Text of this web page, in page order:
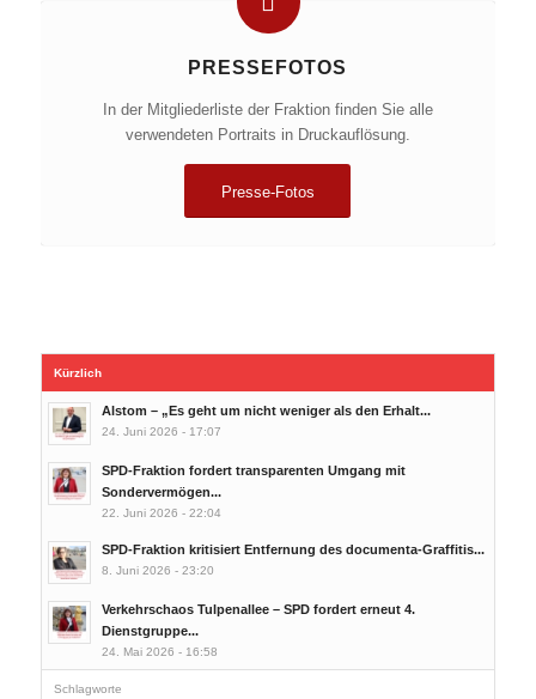
PRESSEFOTOS
In der Mitgliederliste der Fraktion finden Sie alle
verwendeten Portraits in Druckauflösung.
Presse-Fotos
Kürzlich
Alstom – „Es geht um nicht weniger als den Erhalt...
24. Juni 2026 - 17:07
SPD-Fraktion fordert transparenten Umgang mit
Sondervermögen...
22. Juni 2026 - 22:04
SPD-Fraktion kritisiert Entfernung des documenta-Graffitis...
8. Juni 2026 - 23:20
Verkehrschaos Tulpenallee – SPD fordert erneut 4.
Dienstgruppe...
24. Mai 2026 - 16:58
Schlagworte